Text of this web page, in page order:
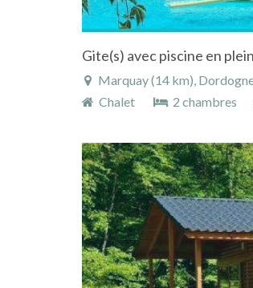
Gite(s) avec piscine en
Marquay (14 km),
Chalet
2 chambres